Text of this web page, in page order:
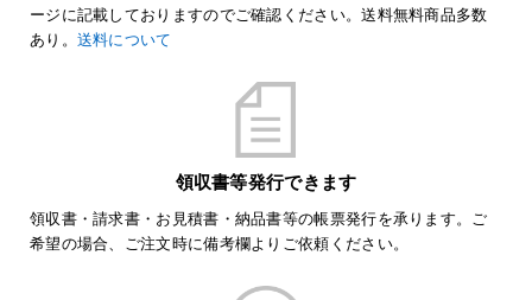
ージに記載しておりますのでご確認ください。送料無料商品多数
あり。 送料について
領収書等発行できます
領収書・請求書・お見積書・納品書等の帳票発行を承ります。ご
希望の場合、ご注文時に備考欄よりご依頼ください。